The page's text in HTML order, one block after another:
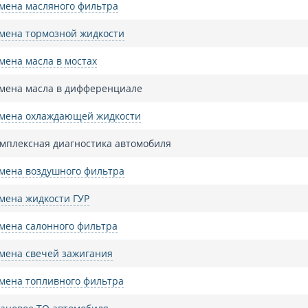
масляного фильтра
тормозной жидкости
масла в мостах
масла в дифференциале
охлаждающей жидкости
диагностика автомобиля
воздушного фильтра
жидкости ГУР
салонного фильтра
свечей зажигания
топливного фильтра